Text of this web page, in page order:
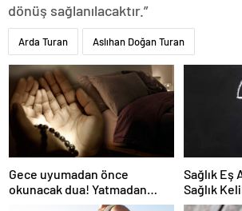
dönüş sağlanılacaktır.”
Arda Turan Aslıhan Doğan Turan
Gece uyumadan önce
okunacak dua! Yatmadan
önce okunacak dualar!
Sağlık Eş
Sağlık